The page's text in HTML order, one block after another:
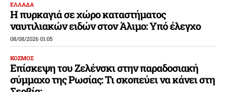
ΕΛΛΑΔΑ
Η πυρκαγιά σε χώρο καταστήματος
ναυτιλιακών ειδών στον Άλιμο: Υπό έλεγχο
08/08/2026 01:05
ΚΟΣΜΟΣ
Επίσκεψη του Ζελένσκι στην παραδοσιακή
σύμμαχο της Ρωσίας: Τι σκοπεύει να κάνει στη